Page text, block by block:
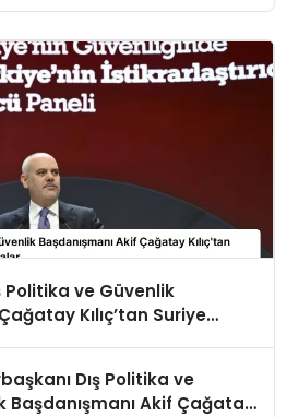
Politika ve Güvenlik
Kılıç’tan Suriye
Dış Politika ve
Başdanışmanı Akif Çağatay